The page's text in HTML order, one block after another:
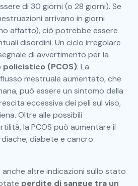
di 30 giorni (o 28 giorni). Se
arrivano in giorni
affatto), ciò potrebbe essere
disordini. Un ciclo irregolare
di avvertimento per la
policistico (PCOS). La
mestruale aumentato, che
può essere un sintomo della
eccessiva dei peli sul viso,
Oltre alle possibili
la PCOS può aumentare il
diabete e cancro
altre indicazioni sullo stato
perdite di sangue tra un